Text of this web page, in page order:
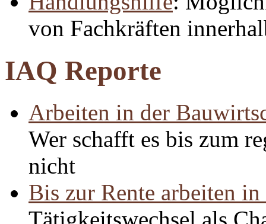
von Fachkräften
IAQ Reporte
Arbeiten in der
Wer schafft es bis zum
nicht
Bis zur Rente arbeiten